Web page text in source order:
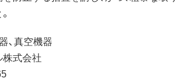
、真空機器
式会社